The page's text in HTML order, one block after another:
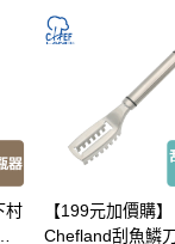
村
【199元加價購】
Chefland刮魚鱗